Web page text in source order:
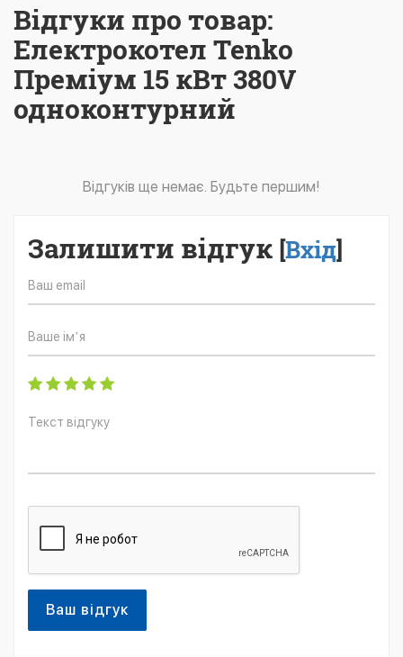
Відгуки про товар:
Електрокотел Tenko
Преміум 15 кВт 380V
одноконтурний
Відгуків ще немає. Будьте першим!
Залишити відгук [Вхід]
Ваш відгук